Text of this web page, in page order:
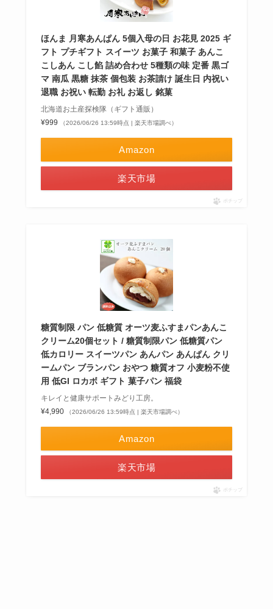
ほんま 月寒あんぱん 5個入母の日 お花見 2025 ギ
フト プチギフト スイーツ お菓子 和菓子 あんこ
こしあん こし餡 詰め合わせ 5種類の味 定番 黒ゴ
マ 南瓜 黒糖 抹茶 個包装 お茶請け 誕生日 内祝い
退職 お祝い 転勤 お礼 お返し 銘菓
北海道お土産探検隊（ギフト通販）
¥999
（2026/06/26 13:59時点 | 楽天市場調べ）
Amazon
楽天市場
ポチップ
糖質制限 パン 低糖質 オーツ麦ふすまパンあんこ
クリーム20個セット / 糖質制限パン 低糖質パン
低カロリー スイーツパン あんパン あんぱん クリ
ームパン ブランパン おやつ 糖質オフ 小麦粉不使
用 低GI ロカボ ギフト 菓子パン 福袋
キレイと健康サポートみどり工房。
¥4,990
（2026/06/26 13:59時点 | 楽天市場調べ）
Amazon
楽天市場
ポチップ